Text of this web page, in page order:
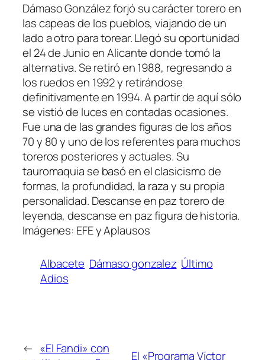
Dámaso González forjó su carácter torero en
las capeas de los pueblos, viajando de un
lado a otro para torear. Llegó su oportunidad
el 24 de Junio en Alicante donde tomó la
alternativa. Se retiró en 1988, regresando a
los ruedos en 1992 y retirándose
definitivamente en 1994. A partir de aquí sólo
se vistió de luces en contadas ocasiones.
Fue una de las grandes figuras de los años
70 y 80 y uno de los referentes para muchos
toreros posteriores y actuales. Su
tauromaquia se basó en el clasicismo de
formas, la profundidad, la raza y su propia
personalidad. Descanse en paz torero de
leyenda, descanse en paz figura de historia.
Imágenes: EFE y Aplausos
Albacete Dámaso gonzalez Último
Adios
← «El Fandi» con
El «Programa Víctor